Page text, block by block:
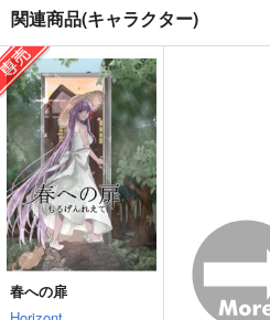
マシュ・キリエライト
リリス
サンプル
カート
Fate/Grand Order
Fate/Grand Order ma
terial XVII
TYPE-MOON
1,650円（税込）
サンプル
作品詳細
関連商品(キャラクター)
春への扉